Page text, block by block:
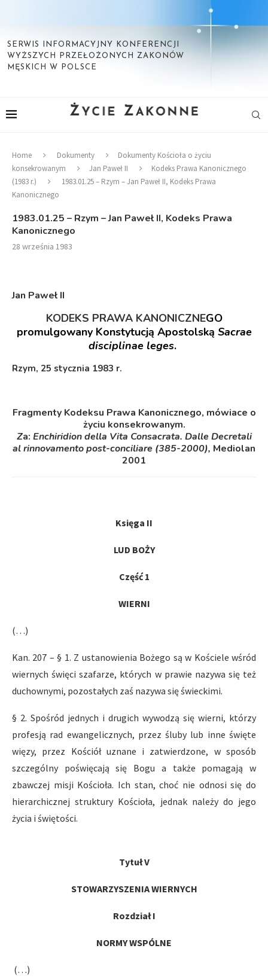
SERWIS INFORMACYJNY KONFERENCJI
WYŻSZYCH PRZEŁOŻONYCH ZAKONÓW
MĘSKICH W POLSCE
Home Dokumenty
Dokumenty Kościoła o życiu
konsekrowanym
Jan Paweł II
Kodeks Prawa Kanonicznego
(1983 r.)
1983.01.25 – Rzym – Jan Paweł II, Kodeks Prawa
Kanonicznego
1983.01.25 – Rzym – Jan Paweł II, Kodeks Prawa
Kanonicznego
28 września 1983
Jan Paweł II
KODEKS PRAWA KANONICZNEGO
promulgowanyKonstytucją Apostolską Sacrae
disciplinae leges.
Rzym, 25 stycznia 1983 r.
Fragmenty Kodeksu Prawa Kanonicznego, mówiace o
życiu konsekrowanym.
Za: Enchiridion della Vita Consacrata. Dalle Decretali
al rinnovamento post-conciliare (385-2000), Mediolan
2001
Księga II
LUD BOŻY
Część 1
WIERNI
(…)
Kan. 207 – § 1. Z ustanowienia Bożego są w Kościele wśród
wiernych święci szafarze, których w prawie nazywa się też
duchownymi, pozostałych zaś nazywa się świeckimi.
§ 2. Spośród jednych i drugich wywodzą się wierni, którzy
profesją rad ewangelicznych, przez śluby lub inne święte
więzy, przez Kościół uznane i zatwierdzone, w sposób
szczególny poświęcają się Bogu a także pomagają w
zbawczej misji Kościoła. Ich stan, choć nie odnosi się do
hierarchicznej struktury Kościoła, jednak należy do jego
życia i świętości.
Tytuł V
STOWARZYSZENIA WIERNYCH
Rozdział I
NORMY WSPÓLNE
(…)